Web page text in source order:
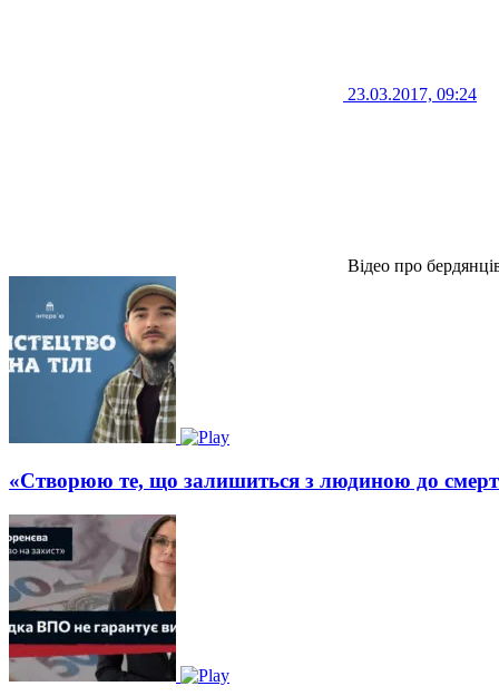
23.03.2017, 09:24
Відео про
«Створюю те, що залишиться з людиною до